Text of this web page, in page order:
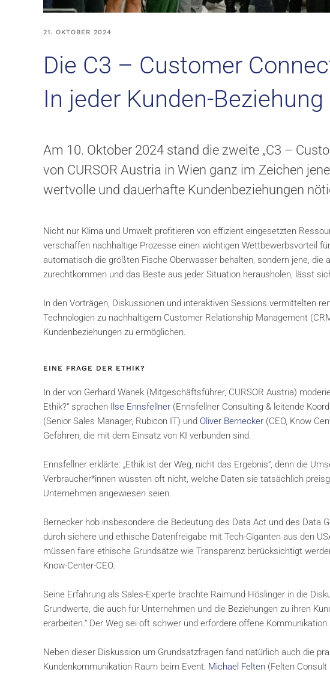
21. OKTOBER 2024
Die C3 – Customer
In jeder Kunden-
Am 10. Oktober 2024 stand die zweite „C3 –
von CURSOR Austria in Wien ganz im Zeichen
wertvolle und dauerhafte Kundenbeziehungen
Nicht nur Klima und Umwelt profitieren von effizient eingesetzten
verschaffen nachhaltige Prozesse einen wichtigen Wettbewerbsvorteil
automatisch die größten Fische Oberwasser behalten, sondern jene,
zurechtkommen und das Beste aus jeder Situation herausholen, lässt
In den Vorträgen, Diskussionen und interaktiven Sessions vermittelten
Technologien zu nachhaltigem Customer Relationship Management
Kundenbeziehungen zu ermöglichen.
EINE FRAGE DER ETHIK?
In der von Gerhard Wanek (Mitgeschäftsführer, CURSOR Austria)
Ethik?“ sprachen
Ilse Ennsfellner (Ennsfellner Consulting & leitende
(Senior Sales Manager, Rubicon IT) und Oliver Bernecker (CEO, Know
Gefahren, die mit dem Einsatz von KI verbunden sind.
Ennsfellner erklärte: „Ethik ist der Weg, nicht das Ergebnis“, denn die
Verbraucher*innen wüssten oft nicht, welche Daten sie tatsächlich
Unternehmen angewiesen seien.
Bernecker hob insbesondere die Bedeutung des Data Act und des Data
durch sichere und ethische Datenfreigabe mit Tech-Giganten aus den
müssen faire ethische Grundsätze wie Transparenz berücksichtigt
Know-Center-CEO.
Seine Erfahrung als Sales-Experte brachte Raimund Höslinger in die
Grundwerte, die auch für Unternehmen und die Beziehungen zu ihren
erarbeiten.“ Der Weg sei oft schwer und erfordere offene Kommunikation.
Neben dieser Diskussion um Grundsatzfragen fand natürlich auch die
Kundenkommunikation Raum beim Event: Michael Felten (Felten